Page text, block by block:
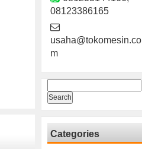
08123386165
usaha@tokomesin.co
m
for:
Categories